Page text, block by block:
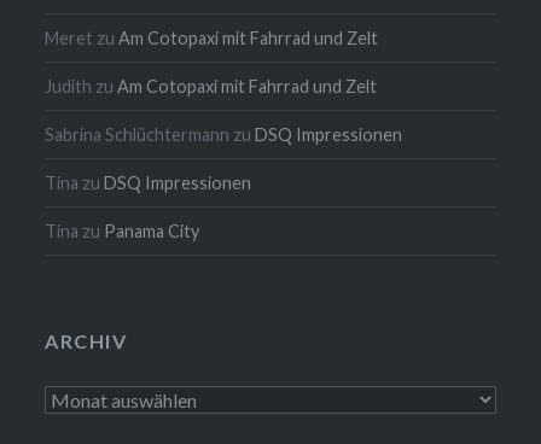
Meret zuAm Cotopaxi mit Fahrrad und Zelt
Judith zuAm Cotopaxi mit Fahrrad und Zelt
Sabrina Schlüchtermann zuDSQ Impressionen
Tina zuDSQ Impressionen
Tina zu Panama City
ARCHIV
Archiv